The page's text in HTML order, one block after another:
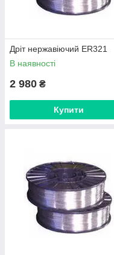
Дріт нержавіючий ER321
В наявності
2 980 ₴
Купити